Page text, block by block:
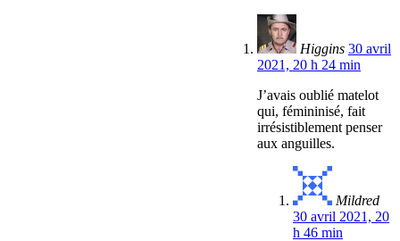
Higgins 30 avril
2021, 20 h 24 min
J’avais oublié matelot
qui, fémininisé, fait
irrésistiblement penser
aux anguilles.
Mildred
30 avril 2021, 20
h 46 min